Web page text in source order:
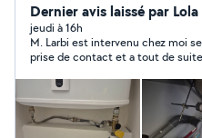
sdb . Réparation fuite d'eau. Remplacement
wc.
Dernier avis laissé par
jeudi à 16h
M. Larbi est intervenu chez moi
prise de contact et a tout de
fournisseur au cours de son
rapidement la fuite d’eau, tout en
conseillant pour l’entretien. Je
la prestation, la réactivité et le